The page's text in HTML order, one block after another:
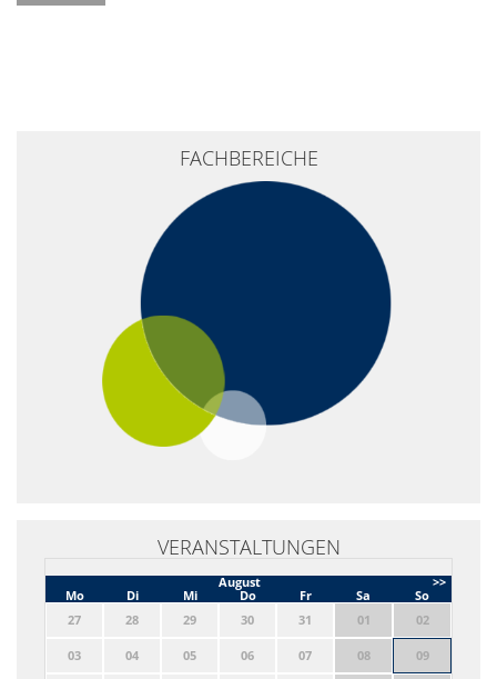
FACHBEREICHE
VERANSTALTUNGEN
>>
August
Mo
Di Mi Do Fr Sa
So
27
28 29 30 31 01 02
03 04 05 06 07 08 09